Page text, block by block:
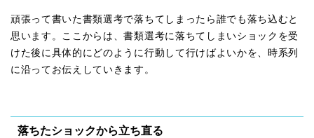
頑張って書いた書類選考で落ちてしまったら誰でも落ち込むと
思います。ここからは、書類選考に落ちてしまいショックを受
けた後に具体的にどのように行動して行けばよいかを、時系列
に沿ってお伝えしていきます。
落ちたショックから立ち直る